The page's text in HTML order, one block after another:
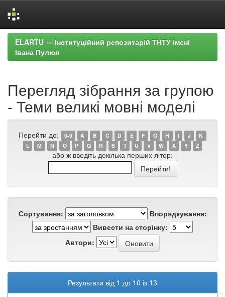
Skip
navigation
ELARTU — Інституційний репозитарій ТНТУ імені
Івана Пулюя
Перегляд зібрання за групою
- Теми великі мовні моделі
Перейти до: 0-9 A B C D E F G H I J
K
L
M N O P Q R S T U V W X Y Z
або ж введіть декілька перших літер:
Сортування:
Впорядкування:
Вивести на сторінку:
Автори:
Результати від 1 до 10 із 13